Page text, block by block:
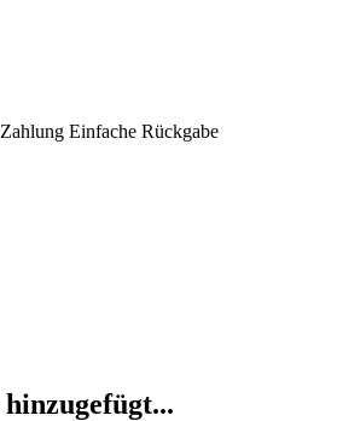
Einfache Rückgabe